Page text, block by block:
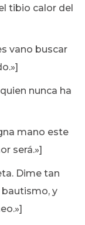
tibio calor del
vano buscar
nunca ha
mano este
será.»]
Dime tan
bautismo, y